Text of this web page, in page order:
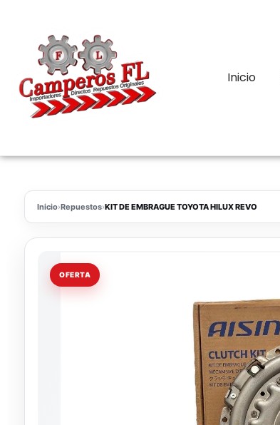
Inicio
Inicio›Repuestos›KIT DE EMBRAGUE TOYOTA HILUX REVO
OFERTA